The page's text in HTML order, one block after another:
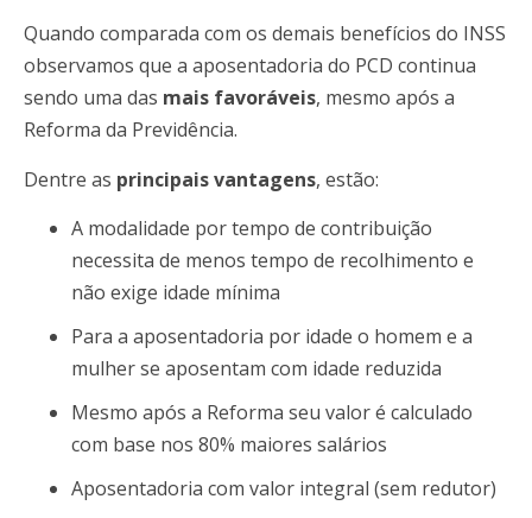
Quando comparada com os demais benefícios do INSS
observamos que a aposentadoria do PCD continua
sendo uma das mais favoráveis, mesmo após a
Reforma da Previdência.
Dentre as principais vantagens, estão:
A modalidade por tempo de contribuição
necessita de menos tempo de recolhimento e
não exige idade mínima
Para a aposentadoria por idade o homem e a
mulher se aposentam com idade reduzida
Mesmo após a Reforma seu valor é calculado
com base nos 80% maiores salários
Aposentadoria com valor integral (sem redutor)